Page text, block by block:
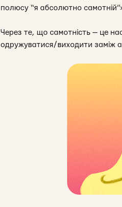
полюсу “я абсолютно
Через те, що самотність — це
одружуватися/виходити заміж